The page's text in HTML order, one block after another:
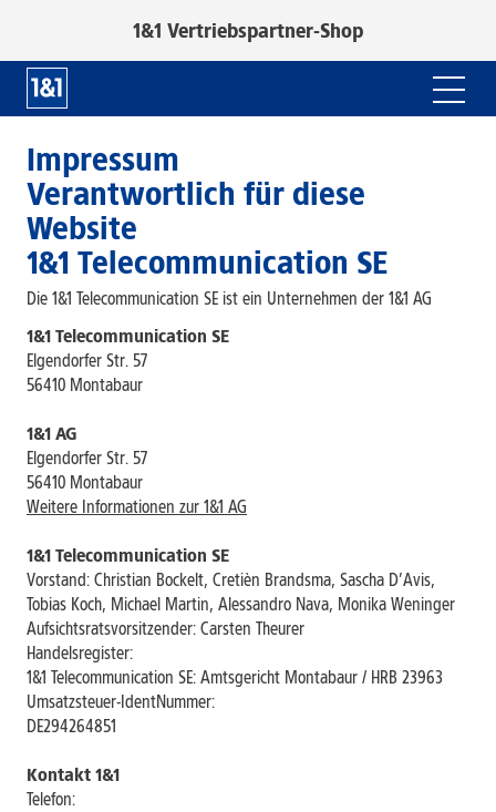
1&1 Vertriebspartner-Shop
Impressum
Verantwortlich für diese
Website
1&1 Telecommunication SE
Die 1&1 Telecommunication SE ist ein Unternehmen der 1&1 AG
1&1 Telecommunication SE
Elgendorfer Str. 57
56410 Montabaur
1&1 AG
Elgendorfer Str. 57
56410 Montabaur
Weitere Informationen zur 1&1 AG
1&1 Telecommunication SE
Vorstand: Christian Bockelt, Cretièn Brandsma, Sascha D’Avis,
Tobias Koch, Michael Martin, Alessandro Nava, Monika Weninger
Aufsichtsratsvorsitzender: Carsten Theurer
Handelsregister:
1&1 Telecommunication SE: Amtsgericht Montabaur / HRB 23963
Umsatzsteuer-IdentNummer:
DE294264851
Kontakt 1&1
Telefon: